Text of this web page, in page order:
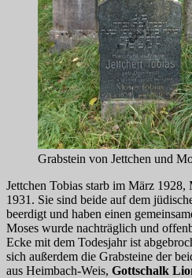
Grabstein von Jettchen und
Jettchen Tobias starb im März 1928,
1931. Sie sind beide auf dem
beerdigt und haben einen
Moses wurde nachträglich und
Ecke mit dem Todesjahr ist
sich außerdem die Grabsteine der
aus Heimbach-Weis, Gottschalk